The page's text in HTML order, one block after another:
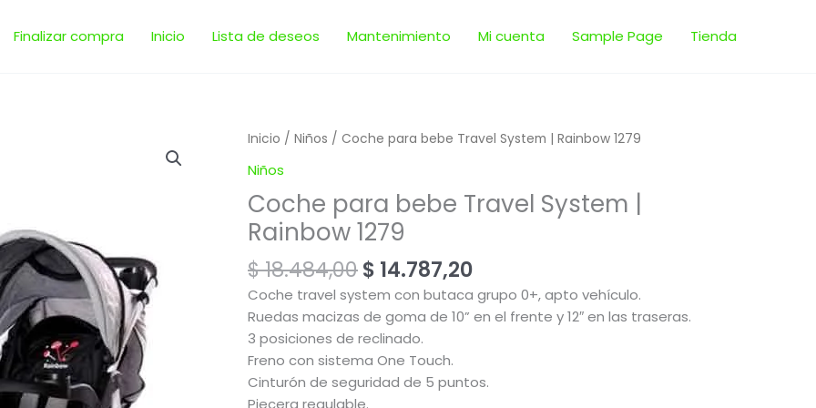
Finalizar compra Inicio Lista de deseos Mantenimiento Mi cuenta Sample Page Tienda
Inicio / Niños / Coche para bebe Travel System | Rainbow 1279
Niños
Coche para bebe Travel System |
Rainbow 1279
$18.484,00
El
era:
$ 18.484,00.
$ 14.787,20
El
es:
$ 14.787,20.
Coche travel system con butaca grupo 0+, apto vehículo.
Ruedas macizas de goma de 10” en el frente y 12″ en las traseras.
3 posiciones de reclinado.
Freno con sistema One Touch.
Cinturón de seguridad de 5 puntos.
Piecera regulable.
Coche
Travel
System
Rainbow
1279
cantidad